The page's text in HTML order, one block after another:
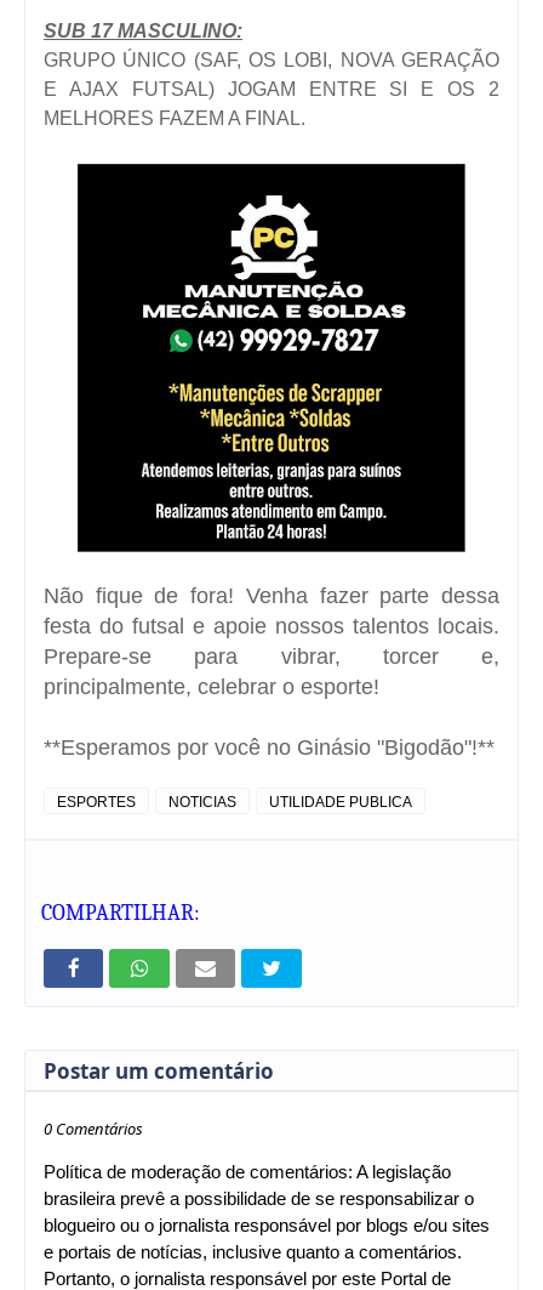
SUB 17 MASCULINO:
GRUPO ÚNICO (SAF, OS LOBI, NOVA GERAÇÃO
E AJAX FUTSAL) JOGAM ENTRE SI E OS 2
MELHORES FAZEM A FINAL.
Não fique de fora! Venha fazer parte dessa
festa do futsal e apoie nossos talentos locais.
Prepare-se para vibrar, torcer e,
principalmente, celebrar o esporte!
**Esperamos por você no Ginásio "Bigodão"!**
ESPORTES NOTICIAS UTILIDADE PUBLICA
COMPARTILHAR:
Postar um comentário
0 Comentários
Política de moderação de comentários: A legislação
brasileira prevê a possibilidade de se responsabilizar o
blogueiro ou o jornalista responsável por blogs e/ou sites
e portais de notícias, inclusive quanto a comentários.
Portanto, o jornalista responsável por este Portal de